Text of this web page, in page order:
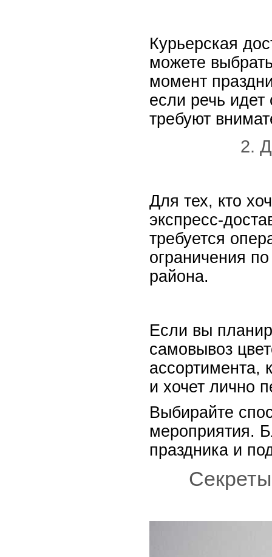
Курьерская
можете
момент
если речь
требуют
2.
Для тех, кто
экспресс-
требуется
ограничения
района.
Если вы
самовывоз
ассортимента,
и хочет лично
Выбирайте
мероприятия.
праздника и